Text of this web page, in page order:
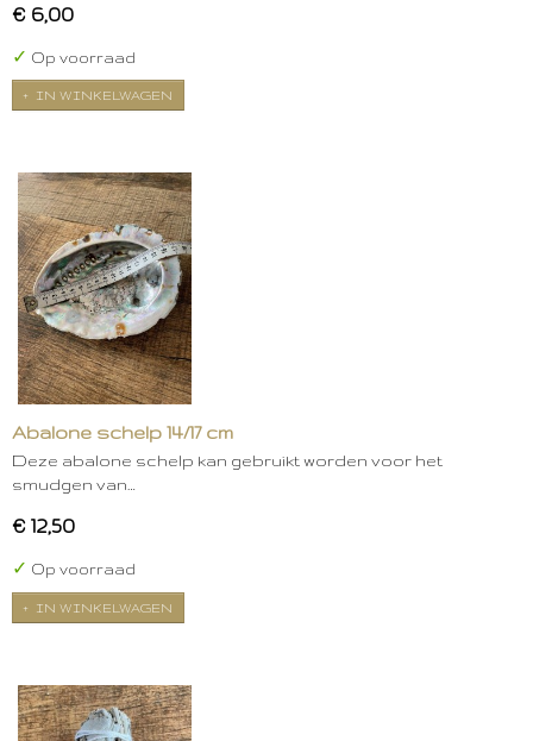
€ 6,00
✓ Op voorraad
IN WINKELWAGEN
Abalone schelp 14/17 cm
Deze abalone schelp kan gebruikt worden voor het
smudgen van…
€ 12,50
✓ Op voorraad
IN WINKELWAGEN